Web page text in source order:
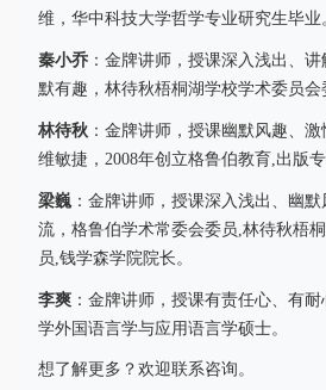
维，华中科技大学哲学专业研究生毕业
秦小乔 ：金牌讲师，授课深入浅出、
默有趣，林待秋梧桐湖学校学术委员会
林待秋 ：金牌讲师，授课幽默风趣、
维敏捷，2008年创立格鲁伯教育,出版专
梁巍：金牌讲师，授课深入浅出、幽
流，格鲁伯学术常委会委员,林待秋梧
员,钱学森学院院长。
李爽 ：金牌讲师，授课有责任心、有
学外国语言学与应用语言学硕士。
想了解更多？欢迎联系咨询。